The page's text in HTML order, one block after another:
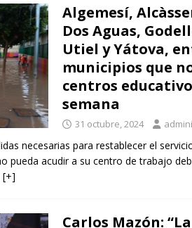
Algemesí,
Dos Aguas,
Utiel y Yátova,
municipios que
centros
semana
31 octubre, 2024
necesarias para restablecer el
pueda acudir a su centro de trabajo
[+]
Carlos Mazón: